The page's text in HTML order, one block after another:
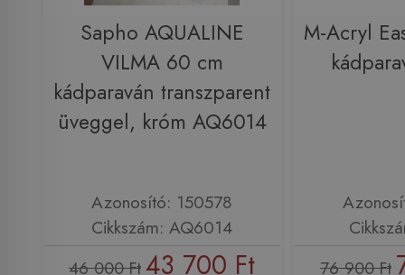
Sapho AQUALINE
VILMA 60 cm
kádparaván transzparent
üveggel, króm AQ6014
Azonosító: 150578
Cikkszám: AQ6014
46 000 Ft43 700 Ft
M-Acryl
76 900 Ft